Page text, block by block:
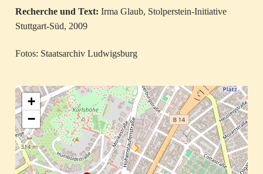
Recherche und Text: Irma Glaub, Stolperstein-Initiative
Stuttgart-Süd, 2009
Fotos: Staatsarchiv Ludwigsburg
+
−